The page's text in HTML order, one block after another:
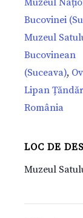
Bucovinei
Muzeul
Bucovinean
(Suceava),
Lipan
România
LOC DE
Muzeul